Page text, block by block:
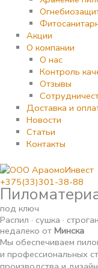
Акции
О компании
О нас
Контроль
Отзывы
Доставка и
Новости
Статьи
Контакты
+375(33)301-38-88
под ключ
Распил · сушка ·
недалеко от Минска
Мы обеспечиваем
и профессиональных